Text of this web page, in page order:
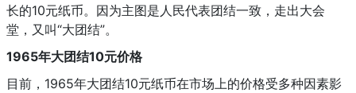
长的10元纸币。因为主图是人民代表团结一致，走出大会
堂，又叫“大团结”。
1965年大团结10元价格
目前，1965年大团结10元纸币在市场上的价格受多种因素影